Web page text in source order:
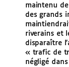
maintenu de
des grands
riverains et
disparaître
« trafic de
négligé